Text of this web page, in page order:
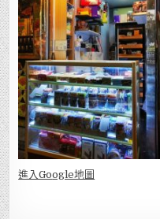
進入Google地圖